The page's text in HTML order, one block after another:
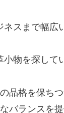
ネスまで幅広
小物を探して
品格を保ち
バランスを提